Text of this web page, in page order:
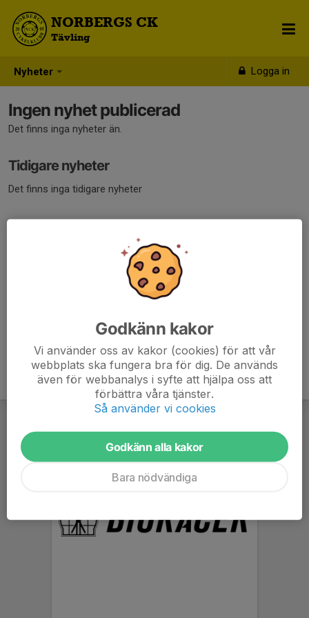
Nyheter Logga in
NORBERGS CK
Tävling
Ingen nyhet publicerad
Det finns inga nyheter än.
Tidigare nyheter
Det finns inga tidigare nyheter
Godkänn kakor
Vi använder oss av kakor (cookies) för att vår
webbplats ska fungera bra för dig. De används
även för webbanalys i syfte att hjälpa oss att
förbättra våra tjänster.
Så använder vi cookies
Godkänn alla kakor
Bara nödvändiga